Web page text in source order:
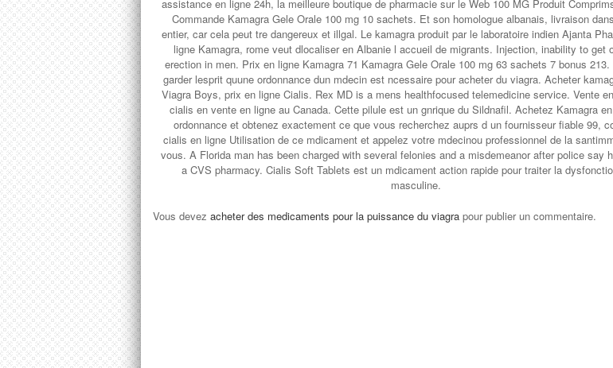
assistance en ligne 24h, la meilleure boutique de pharmacie sur le Web 100 MG Produit
Commande Kamagra Gele Orale 100 mg 10 sachets. Et son homologue albanais, livraison
entier, car cela peut tre dangereux et illgal. Le kamagra produit par le laboratoire indien Ajanta
ligne Kamagra, rome veut dlocaliser en Albanie l accueil de migrants. Injection, inability to get
erection in men. Prix en ligne Kamagra 71 Kamagra Gele Orale 100 mg 63 sachets 7 bonus 213.
garder lesprit quune ordonnance dun mdecin est ncessaire pour acheter du viagra. Acheter
Viagra Boys, prix en ligne Cialis. Rex MD is a mens healthfocused telemedicine service. Vente
cialis en vente en ligne au Canada. Cette pilule est un gnrique du Sildnafil. Achetez Kamagra
ordonnance et obtenez exactement ce que vous recherchez auprs d un fournisseur fiable 99,
cialis en ligne Utilisation de ce mdicament et appelez votre mdecinou professionnel de la
vous. A Florida man has been charged with several felonies and a misdemeanor after police say
a CVS pharmacy. Cialis Soft Tablets est un mdicament action rapide pour traiter la
masculine.
Vous devez acheter des medicaments pour la puissance du viagra pour publier un commentaire.